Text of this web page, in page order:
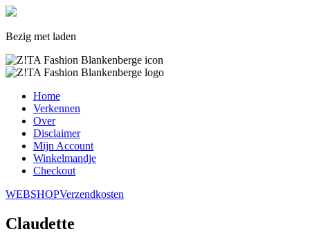
Bezig met laden
Home
Verkennen
Over
Disclaimer
Mijn Account
Winkelmandje
Checkout
WEBSHOPVerzendkosten
Claudette